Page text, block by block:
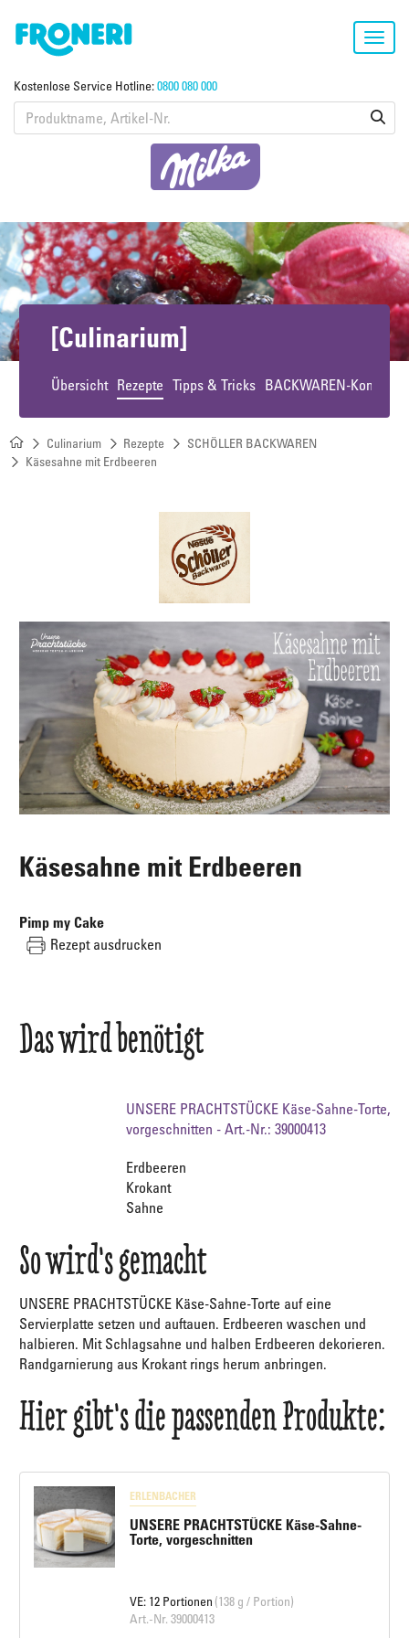
Kostenlose Service Hotline:0800 080 000
[Culinarium]
Übersicht Rezepte Tipps & Tricks BACKWAREN-Konzepte
Culinarium Rezepte
SCHÖLLER BACKWAREN
Käsesahne mit Erdbeeren
Käsesahne mit Erdbeeren
Pimp my Cake
Rezept ausdrucken
Das wird benötigt
UNSERE PRACHTSTÜCKE Käse-Sahne-Torte,
vorgeschnitten - Art.-Nr.: 39000413
Erdbeeren
Krokant
Sahne
Hier gibt's die passenden Produkte:
ERLENBACHER
UNSERE PRACHTSTÜCKE Käse-Sahne-
Torte, vorgeschnitten
VE: 12 Portionen (138 g / Portion)
Art.-Nr. 39000413
So wird's gemacht
UNSERE PRACHTSTÜCKE Käse-Sahne-Torte auf eine
Servierplatte setzen und auftauen. Erdbeeren waschen und
halbieren. Mit Schlagsahne und halben Erdbeeren dekorieren.
Randgarnierung aus Krokant rings herum anbringen.